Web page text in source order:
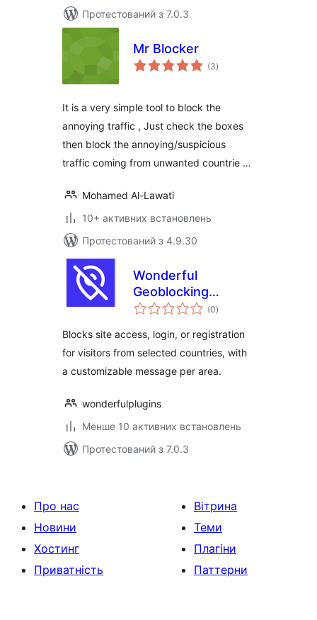
Протестований з 7.0.3
Mr Blocker
(3загальний
рейтинг
)
It is a very simple tool to block the
annoying traffic , Just check the boxes
then block the annoying/suspicious
traffic coming from unwanted countrie …
Mohamed Al-Lawati
10+ активних встановлень
Протестований з 4.9.30
Wonderful
Geoblocking
Countries
(0загальний
рейтинг
)
Blocks site access, login, or registration
for visitors from selected countries, with
a customizable message per area.
wonderfulplugins
Менше 10 активних встановлень
Протестований з 7.0.3
Про нас
Новини
Хостинг
Приватність
Вітрина
Теми
Плагіни
Паттерни